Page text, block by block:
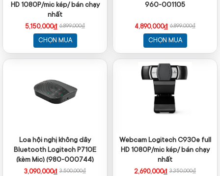
HD 1080P/mic kép/ bán chạy
nhất
5,150,000₫ 6,899,000₫
CHỌN MUA
960-001105
4,890,000₫ 6,899,000₫
CHỌN MUA
Loa hội nghị không dây
Bluetooth Logitech P710E
(kèm Mic) (980-000744)
3,090,000₫ 3,500,000₫
Webcam Logitech C930e full
HD 1080P/mic kép/ bán chạy
nhất
2,690,000₫ 3,350,000₫